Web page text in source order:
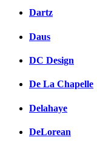
Dartz
Daus
DC Design
De La Chapelle
Delahaye
DeLorean